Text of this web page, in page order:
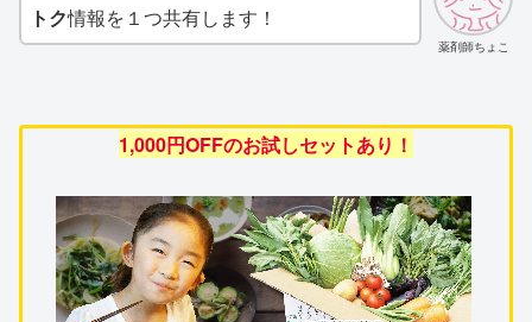
薬剤師ちょこ
トク情報を１つ共有します！
1,000円OFFのお試しセットあり！